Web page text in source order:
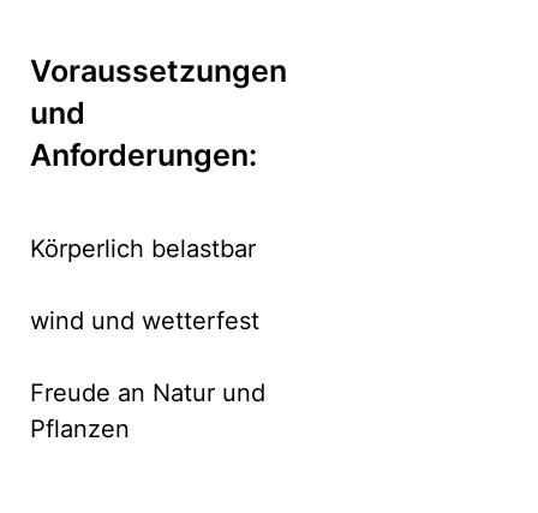
Voraussetzungen
und
Anforderungen:
Körperlich belastbar
wind und wetterfest
Freude an Natur und
Pflanzen